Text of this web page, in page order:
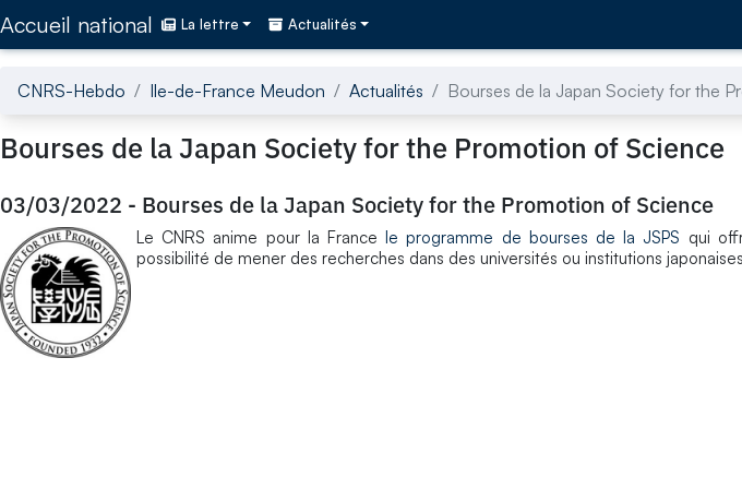
Accueil national La lettre Actualités
CNRS-Hebdo Ile-de-France Meudon Actualités Bourses de la Japan Society for the
Bourses de la Japan Society for the Promotion of Science
03/03/2022 - Bourses de la Japan Society for the Promotion of Science
Le CNRS anime pour la Francele programme de bourses de la JSPS qui
possibilité de mener des recherches dans des universités ou institutions